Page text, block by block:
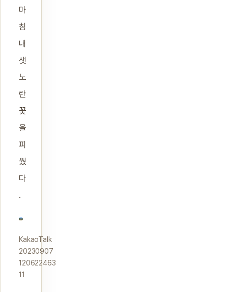
마
침
내
샛
노
란
꽃
을
피
웠
다
.
KakaoTalk
20230907
120622463
11